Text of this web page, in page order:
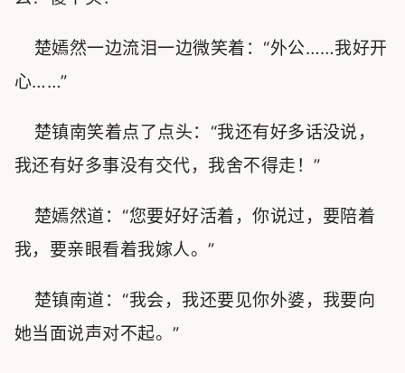
楚嫣然一边流泪一边微笑着：“外公……我好开
心……”
楚镇南笑着点了点头：“我还有好多话没说，
我还有好多事没有交代，我舍不得走！”
楚嫣然道：“您要好好活着，你说过，要陪着
我，要亲眼看着我嫁人。”
楚镇南道：“我会，我还要见你外婆，我要向
她当面说声对不起。”